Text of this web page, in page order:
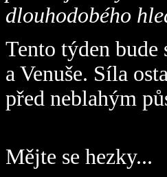
dlouhodobého
Tento týden
a Venuše. Síla
před neblahým
Mějte se hezky...